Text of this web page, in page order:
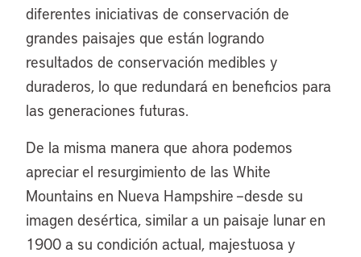
diferentes iniciativas de conservación de
grandes paisajes que están logrando
resultados de conservación medibles y
duraderos, lo que redundará en beneficios para
las generaciones futuras.
De la misma manera que ahora podemos
apreciar el resurgimiento de las White
Mountains en Nueva Hampshire –desde su
imagen desértica, similar a un paisaje lunar en
1900 a su condición actual, majestuosa y